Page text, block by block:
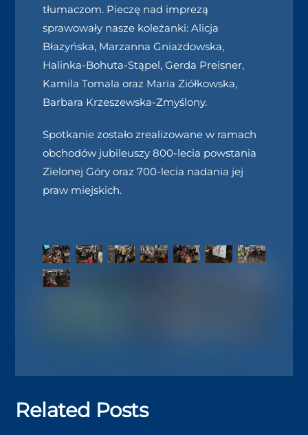
tłumaczom. Pieczę nad imprezą
sprawowały nasze koleżanki: Alicja
Błazyńska, Marzanna Gniazdowska,
Halinka-Bohuta-Stąpel, Gerda Preisner,
Kamila Tomala oraz Maria Ziółkowska,
Barbara Krzeszewska-Zmyślony.
Spotkanie zostało zrealizowane w ramach
obchodów jubileuszy 800-lecia powstania
Zielonej Góry oraz 700-lecia nadania jej
praw miejskich.
Related Posts